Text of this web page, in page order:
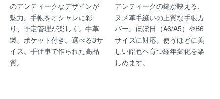
のアンティークなデザインが
魅力。手帳をオシャレに彩
り、予定管理が楽しく。牛革
製、ポケット付き。選べる3サ
イズ。手仕事で作られた高品
質。
アンティークの鍵が映える、
ヌメ革手縫いの上質な手帳カ
バー。ほぼ日（A6/A5）やB6
サイズに対応。使うほどに美
しい飴色へ育つ経年変化を楽
しめます。